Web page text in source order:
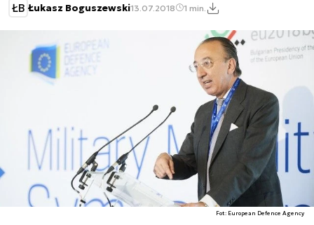
ŁB Łukasz Boguszewski13.07.2018 1 min.
Fot: European Defence Agency